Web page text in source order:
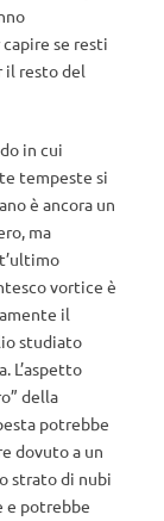
se resti
il resto del
in cui
tempeste si
è ancora un
ma
vortice è
il
studiato
L’aspetto
della
potrebbe
dovuto a un
strato di nubi
e potrebbe